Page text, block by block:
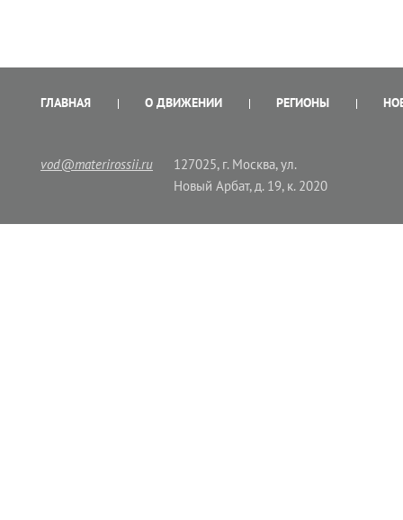
ГЛАВНАЯ О ДВИЖЕНИИ РЕГИОНЫ
vod@materirossii.ru
127025, г. Москва, ул.
Новый Арбат, д. 19, к. 2020